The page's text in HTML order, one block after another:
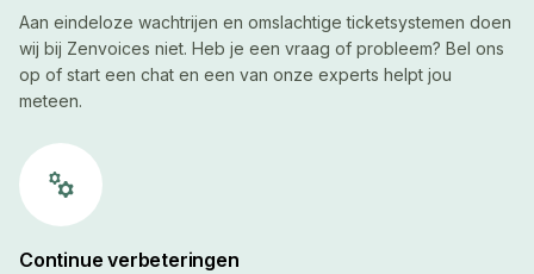
Aan eindeloze wachtrijen en omslachtige ticketsystemen doen
wij bij Zenvoices niet. Heb je een vraag of probleem? Bel ons
op of start een chat en een van onze experts helpt jou
meteen.
manufacturing
Continue verbeteringen